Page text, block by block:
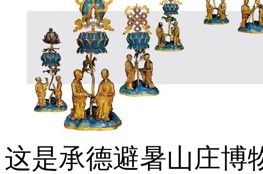
这是承德避暑山庄博